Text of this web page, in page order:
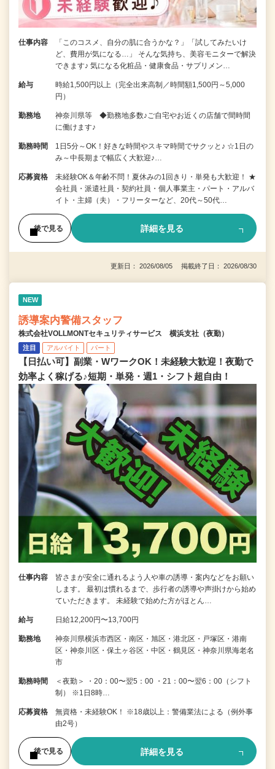
仕事内容
「このコスメ、自分の肌に合うかな？」「試してみたいけ
ど、費用が気になる…」 そんな気持ち、美容モニターで解決
できます♪ 気になる化粧品・健康食品・サプリメン…
給与
時給1,500円以上（完全出来高制／時間額1,500円～5,000
円）
勤務地
神奈川県等 ◆勤務地多数♪ご自宅やお近くの店舗で間時間
に働けます♪
勤務時間
1日5分～OK！好きな時間やスキマ時間でサクッと♪ ☆1日の
み～中長期まで幅広く大歓迎♪…
応募資格
未経験OK＆年齢不問！夏休みの1回きり・単発も大歓迎！ ★
会社員・派遣社員・契約社員・個人事業主・パート・アルバ
イト・主婦（夫）・フリーターなど、20代～50代…
後で見る 詳細を見る
更新日： 2026/08/05 掲載終了日： 2026/08/30
NEW
誘導案内警備スタッフ
株式会社VOLLMONTセキュリティサービス 横浜支社（夜勤）
注目 アルバイト パート
【日払い可】副業・WワークOK！未経験大歓迎！夜勤で
効率よく稼げる♪短期・単発・週1・シフト超自由！
仕事内容
皆さまが安全に通れるよう人や車の誘導・案内などをお願い
します。 最初は慣れるまで、歩行者の誘導や声掛けから始め
ていただきます。 未経験で始めた方がほとん…
給与 日給12,200円〜13,700円
勤務地
神奈川県横浜市西区・南区・旭区・港北区・戸塚区・港南
区・神奈川区・保土ヶ谷区・中区・鶴見区・神奈川県海老名
市
勤務時間
＜夜勤＞ ・20：00〜翌5：00 ・21：00〜翌6：00（シフト
制） ※1日8時…
応募資格
無資格・未経験OK！ ※18歳以上：警備業法による（例外事
由2号）
後で見る 詳細を見る